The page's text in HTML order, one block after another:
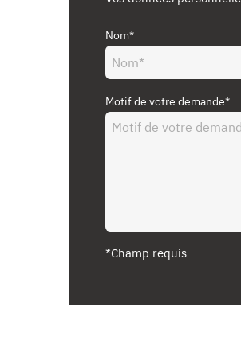
Nom*
Motif de votre demande*
*Champ requis